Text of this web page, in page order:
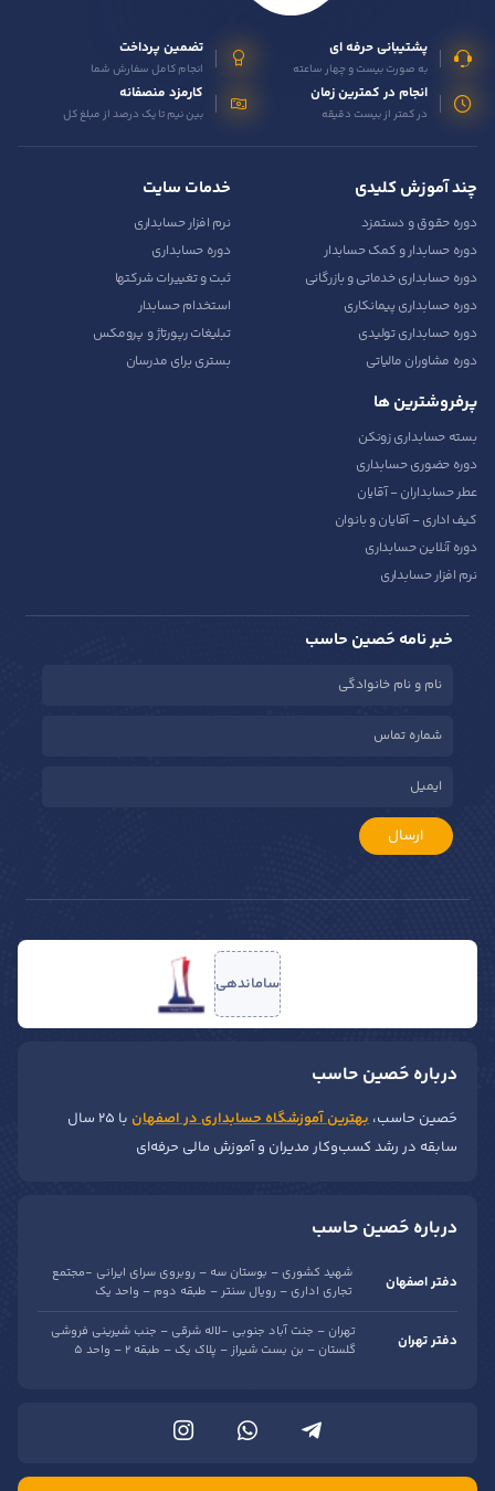
پشتیبانی حرفه ای
به صورت بیست و چهار ساعته
تضمین پرداخت
انجام کامل سفارش شما
انجام در کمترین زمان
در کمتر از بیست دقیقه
کارمزد منصفانه
بین نیم تا یک درصد از مبلغ کل
چند آموزش کلیدی
دوره حقوق و دستمزد
دوره حسابدار و کمک حسابدار
دوره حسابداری خدماتی و بازرگانی
دوره حسابداری پیمانکاری
دوره حسابداری تولیدی
دوره مشاوران مالیاتی
خدمات سایت
نرم افزار حسابداری
دوره حسابداری
ثبت و تغییرات شرکتها
استخدام حسابدار
تبلیغات رپورتاژ و پرومکس
بستری برای مدرسان
پرفروشترین ها
بسته حسابداری زونکن
دوره حضوری حسابداری
عطر حسابداران - آقایان
کیف اداری - آقایان و بانوان
دوره آنلاین حسابداری
نرم افزار حسابداری
خبر نامه حَصین حاسب
ارسال
ساماندهی
درباره حَصین حاسب
حَصین حاسب، بهترین آموزشگاه حسابداری در اصفهان
با ۲۵ سال
سابقه در رشد کسب‌وکار مدیران و آموزش مالی حرفه‌ای
درباره حَصین حاسب
دفتر اصفهان
شهید کشوری – بوستان سه – روبروی سرای ایرانی -مجتمع
تجاری اداری – رویال سنتر – طبقه دوم – واحد یک
دفتر تهران
تهران – جنت آباد جنوبی -لاله شرقی – جنب شیرینی فروشی
گلستان – بن بست شیراز – پلاک یک – طبقه 2 – واحد 5